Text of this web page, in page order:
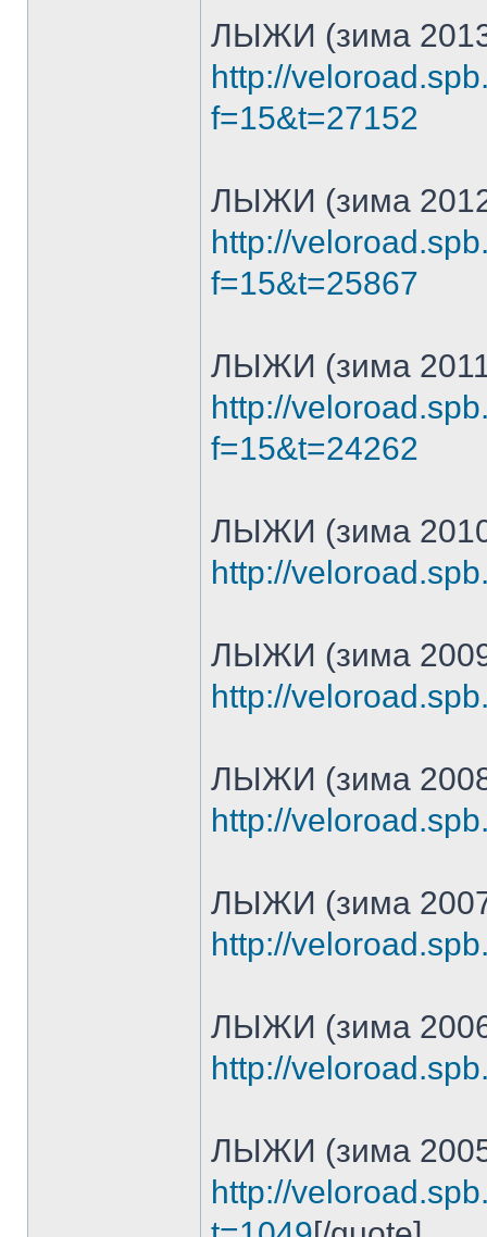
ЛЫЖИ (зима
http://
f=15&t=27152
ЛЫЖИ (зима
http://
f=15&t=25867
ЛЫЖИ (зима
http://
f=15&t=24262
ЛЫЖИ (зима
http://
ЛЫЖИ (зима
http://
ЛЫЖИ (зима
http://
ЛЫЖИ (зима
http://
ЛЫЖИ (зима
http://
ЛЫЖИ (зима
http://